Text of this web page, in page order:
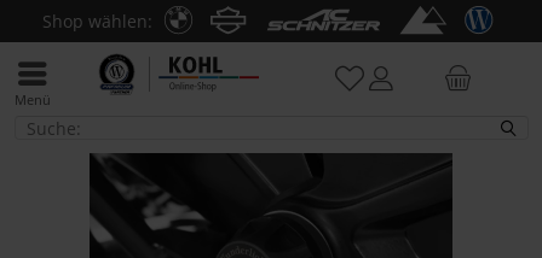
Shop wählen:
Menü
R 1200 R LC